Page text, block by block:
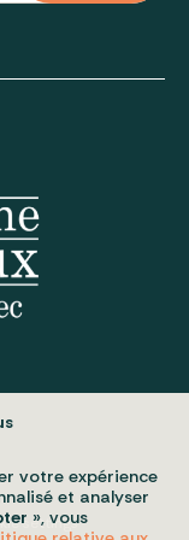
settings
votre expérience
et analyser
», vous